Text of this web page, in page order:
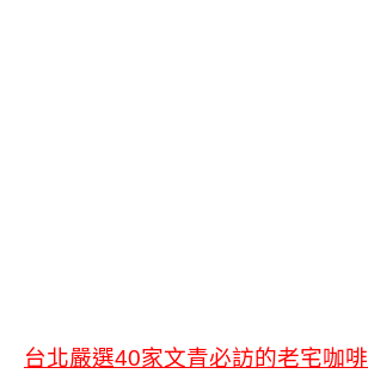
台北嚴選40家文青必訪的老宅咖啡